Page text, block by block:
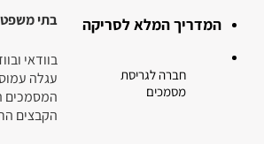
בתי משפט
בוודאי
עגלה
המסמכים
הקבצים
המדריך המלא לסריקה
חברה לגריסת
מסמכים